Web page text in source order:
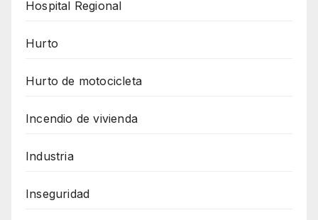
Hospital Regional
Hurto
Hurto de motocicleta
Incendio de vivienda
Industria
Inseguridad